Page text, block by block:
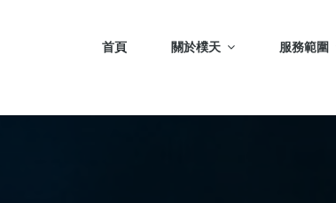
首頁 關於樸天 服務範圍